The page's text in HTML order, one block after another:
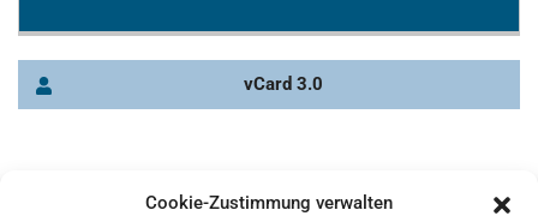
Cookie-Zustimmung verwalten
vCard 3.0